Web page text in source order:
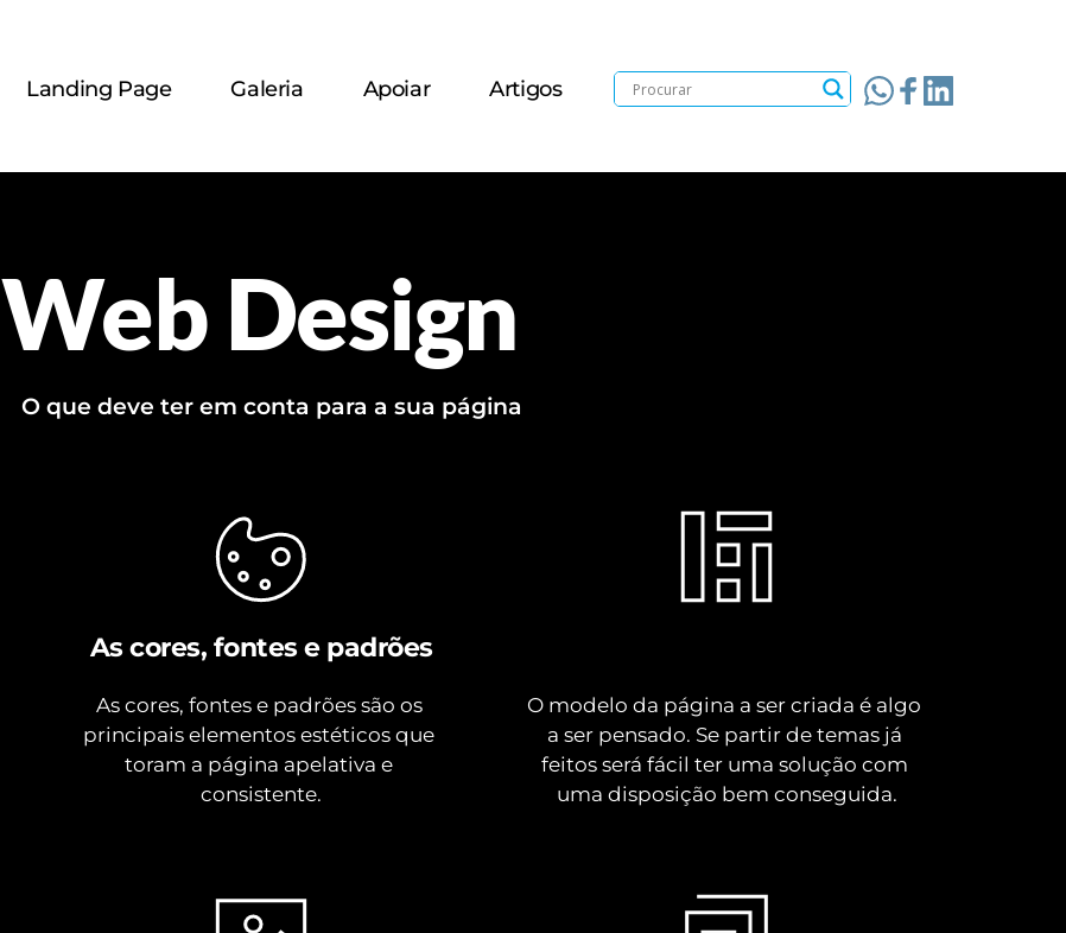
Landing Page Galeria Apoiar Artigos
Web Design
O que deve ter em conta para a sua página
As cores, fontes e padrões
As cores, fontes e padrões são os
principais elementos estéticos que
toram a página apelativa e
consistente.
O modelo da página a ser criada é algo
a ser pensado. Se partir de temas já
feitos será fácil ter uma solução com
uma disposição bem conseguida.